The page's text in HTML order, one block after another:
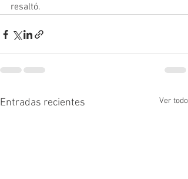
resaltó.
Entradas recientes Ver todo